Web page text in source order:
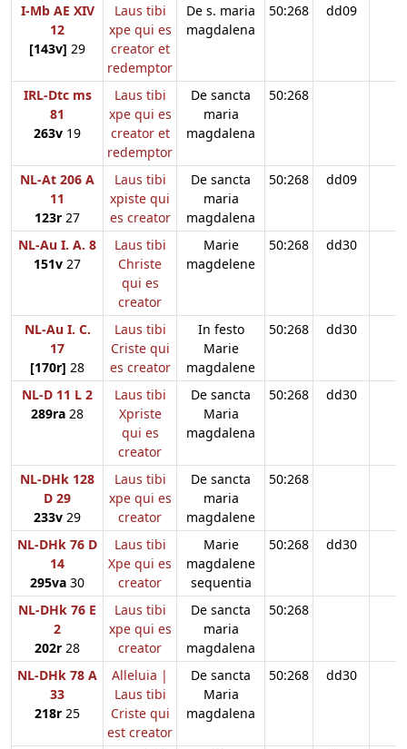
I-Mb AE XIV
12
[143v] 29
Laus tibi
xpe qui es
creator et
redemptor
De s. maria
magdalena
50:268 dd09
IRL-Dtc ms
81
263v 19
Laus tibi
xpe qui es
creator et
redemptor
De sancta
maria
magdalena
50:268
NL-At 206 A
11
123r 27
Laus tibi
xpiste qui
es creator
De sancta
maria
magdalena
50:268 dd09
NL-Au I. A. 8
151v 27
Laus tibi
Christe
qui es
creator
Marie
magdelene
50:268 dd30
NL-Au I. C.
17
[170r] 28
Laus tibi
Criste qui
es creator
In festo
Marie
magdalene
50:268 dd30
NL-D 11 L 2
289ra 28
Laus tibi
Xpriste
qui es
creator
De sancta
Maria
magdalena
50:268 dd30
NL-DHk 128
D 29
233v 29
Laus tibi
xpe qui es
creator
De sancta
maria
magdalene
50:268
NL-DHk 76 D
14
295va 30
Laus tibi
Xpe qui es
creator
Marie
magdalene
sequentia
50:268 dd30
NL-DHk 76 E
2
202r 28
Laus tibi
xpe qui es
creator
De sancta
maria
magdalena
50:268
NL-DHk 78 A
33
218r 25
Alleluia |
Laus tibi
Criste qui
est creator
De sancta
Maria
magdalena
50:268 dd30